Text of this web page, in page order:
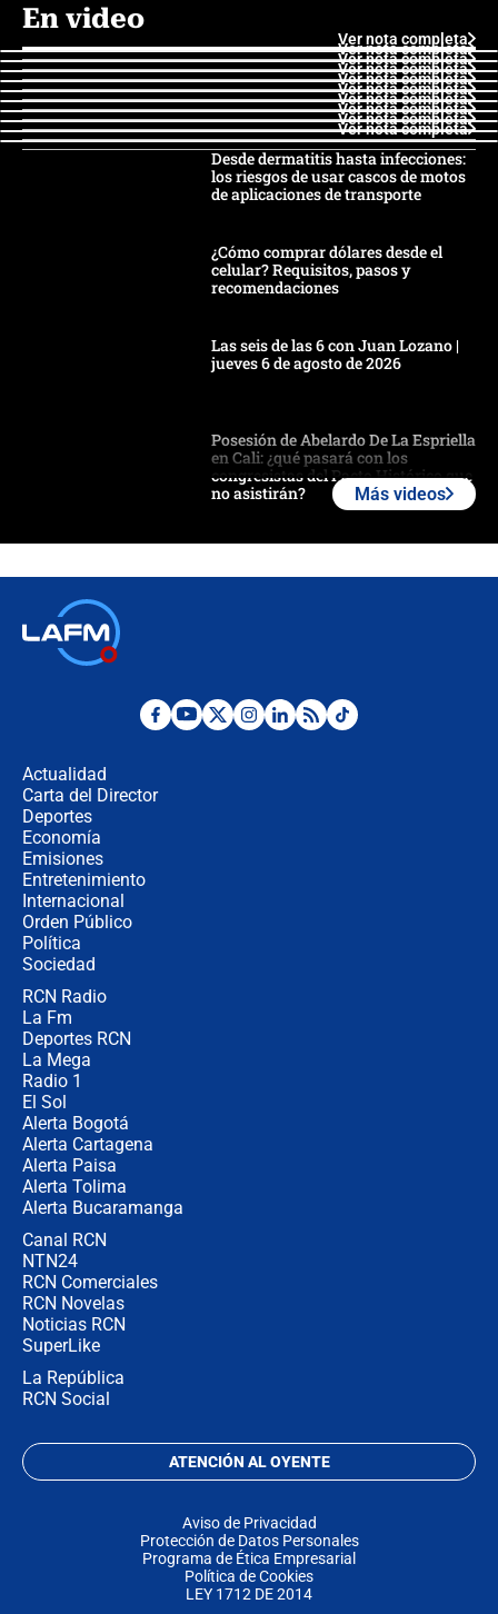
En video
Ver nota completa
Ver nota completa
Ver nota completa
Ver nota completa
Ver nota completa
Ver nota completa
Ver nota completa
Ver nota completa
Ver nota completa
Ver nota completa
Desde dermatitis hasta infecciones:
los riesgos de usar cascos de motos
de aplicaciones de transporte
¿Cómo comprar dólares desde el
celular? Requisitos, pasos y
recomendaciones
Las seis de las 6 con Juan Lozano |
jueves 6 de agosto de 2026
Posesión de Abelardo De La Espriella
en Cali: ¿qué pasará con los
congresistas del Pacto Histórico que
no asistirán?
crece el pulso por la elección del
¿Por qué De la Espriella gobernará
Más videos
Actualidad
Carta del Director
Deportes
Economía
Emisiones
Entretenimiento
Internacional
Orden Público
Política
Sociedad
RCN Radio
La Fm
Deportes RCN
La Mega
Radio 1
El Sol
Alerta Bogotá
Alerta Cartagena
Alerta Paisa
Alerta Tolima
Alerta Bucaramanga
Canal RCN
NTN24
RCN Comerciales
RCN Novelas
Noticias RCN
SuperLike
La República
RCN Social
ATENCIÓN AL OYENTE
Aviso de Privacidad
Protección de Datos Personales
Programa de Ética Empresarial
Política de Cookies
LEY 1712 DE 2014